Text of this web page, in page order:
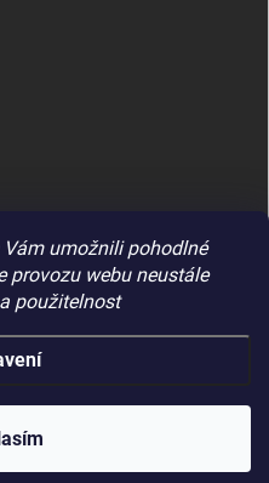
umožnili pohodlné
provozu webu neustále
použitelnost
. Všechna práva vyhrazena.